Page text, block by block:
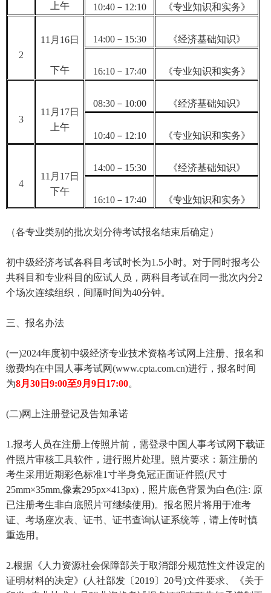
上午 10:40－12:10 《专业知识和实务》
2
11月16日
下午
14:00－15:30 《经济基础知识》
16:10－17:40 《专业知识和实务》
3
11月17日
上午
08:30－10:00 《经济基础知识》
10:40－12:10 《专业知识和实务》
4
11月17日
下午
14:00－15:30 《经济基础知识》
16:10－17:40 《专业知识和实务》
（各专业类别的批次划分待考试报名结束后确定）
初中级经济考试各科目考试时长为1.5小时。对于同时报考公
共科目和专业科目的应试人员，两科目考试在同一批次内分2
个场次连续组织，间隔时间为40分钟。
三、报名办法
(一)2024年度初中级经济专业技术资格考试网上注册、报名和
缴费均在中国人事考试网(www.cpta.com.cn)进行，报名时间
为8月30日9:00至9月9日17:00。
(二)网上注册登记及告知承诺
1.报考人员在注册上传照片前，需登录中国人事考试网下载证
件照片审核工具软件，进行照片处理。照片要求：新注册的
考生采用近期彩色标准1寸半身免冠正面证件照(尺寸
25mm×35mm,像素295px×413px)，照片底色背景为白色(注: 原
已注册考生非白底照片可继续使用)。报名照片将用于准考
证、考场座次表、证书、证书查询认证系统等，请上传时慎
重选用。
2.根据《人力资源社会保障部关于取消部分规范性文件设定的
证明材料的决定》(人社部发〔2019〕20号)文件要求、《关于